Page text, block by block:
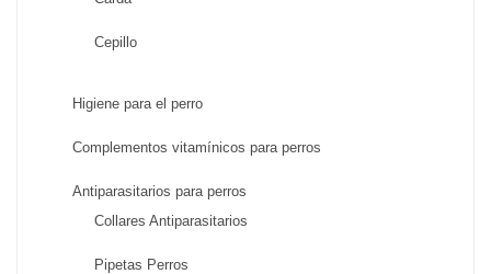
Cepillo
Higiene para el perro
Complementos vitamínicos para perros
Antiparasitarios para perros
Collares Antiparasitarios
Pipetas Perros